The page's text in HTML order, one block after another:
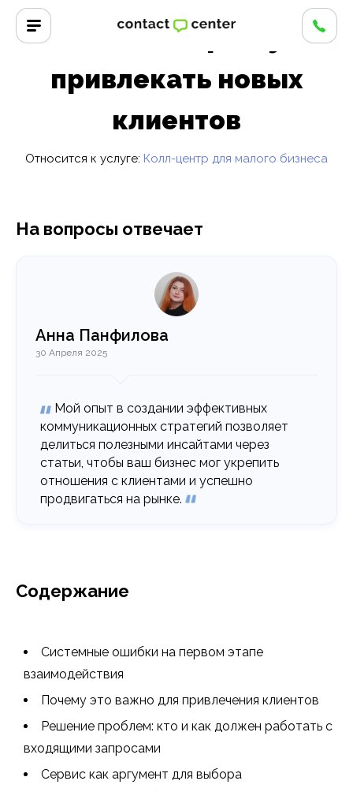
Главная
Как кейтерингу
привлекать новых
клиентов
Относится к услуге: Колл-центр для малого бизнеса
На вопросы отвечает
Анна Панфилова
30 Апреля 2025
Мой опыт в создании эффективных
коммуникационных стратегий позволяет
делиться полезными инсайтами через
статьи, чтобы ваш бизнес мог укрепить
отношения с клиентами и успешно
продвигаться на рынке.
Содержание
Системные ошибки на первом этапе
взаимодействия
Почему это важно для привлечения клиентов
Решение проблем: кто и как должен работать с
входящими запросами
Сервис как аргумент для выбора